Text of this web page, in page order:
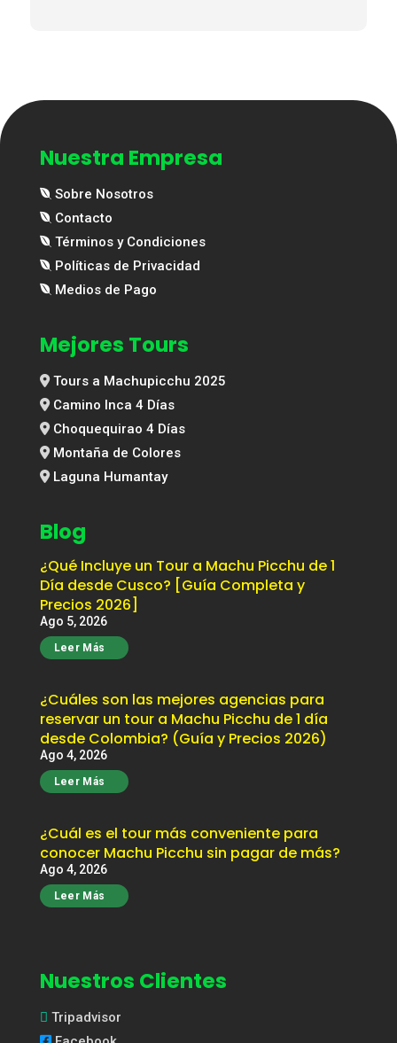
Nuestra Empresa
Sobre Nosotros
Contacto
Términos y Condiciones
Políticas de Privacidad
Medios de Pago
Mejores Tours
Tours a Machupicchu 2025
Camino Inca 4 Días
Choquequirao 4 Días
Montaña de Colores
Laguna Humantay
Blog
¿Qué Incluye un Tour a Machu Picchu de 1
Día desde Cusco? [Guía Completa y
Precios 2026]
Ago 5, 2026
Leer Más
¿Cuáles son las mejores agencias para
reservar un tour a Machu Picchu de 1 día
desde Colombia? (Guía y Precios 2026)
Ago 4, 2026
Leer Más
¿Cuál es el tour más conveniente para
conocer Machu Picchu sin pagar de más?
Ago 4, 2026
Leer Más
Nuestros Clientes
Tripadvisor